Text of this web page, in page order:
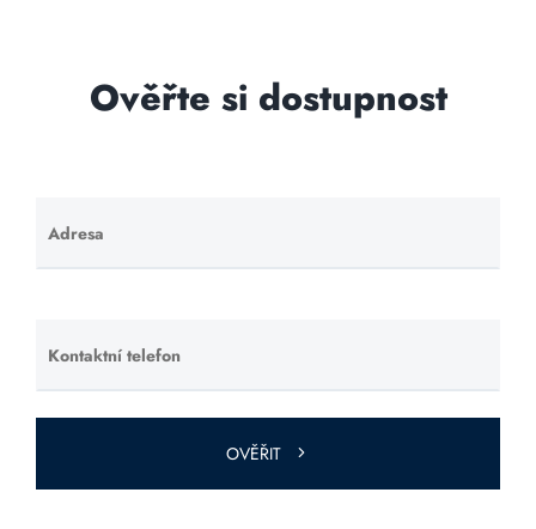
Ověřte si dostupnost
Adresa
Ponechte
toto pole
Kontaktní telefon
Ponechte
toto pole
prázdné.
OVĚŘIT